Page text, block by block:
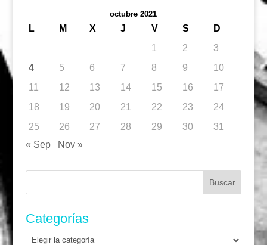
octubre 2021
L M X J V S
D
1
2
3
4
5 6 7 8 9
10
11
12 13 14 15 16
17
18
19 20 21 22 23
24
25
26 27 28 29 30
31
« Sep
Nov »
Categorías
Categorías